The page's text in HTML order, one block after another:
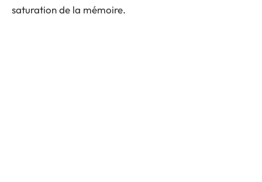
saturation de la mémoire.